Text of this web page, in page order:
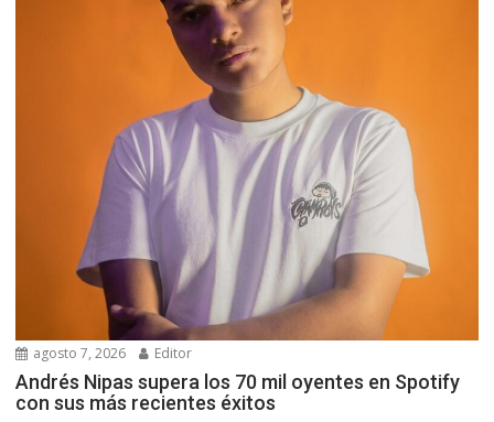
agosto 7, 2026 Editor
Andrés Nipas supera los 70 mil oyentes en Spotify
con sus más recientes éxitos